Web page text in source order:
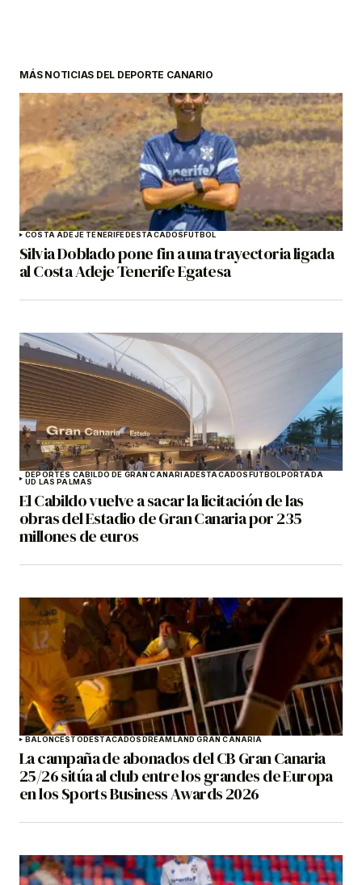
MÁS NOTICIAS DEL DEPORTE CANARIO
COSTA ADEJE TENERIFEDESTACADOSFÚTBOL
Silvia Doblado pone fin a una trayectoria ligada
al Costa Adeje Tenerife Egatesa
DEPORTES CABILDO DE GRAN CANARIADESTACADOSFÚTBOLPORTADA
UD LAS PALMAS
El Cabildo vuelve a sacar la licitación de las
obras del Estadio de Gran Canaria por 235
millones de euros
BALONCESTODESTACADOSDREAMLAND GRAN CANARIA
La campaña de abonados del CB Gran Canaria
25/26 sitúa al club entre los grandes de Europa
en los Sports Business Awards 2026